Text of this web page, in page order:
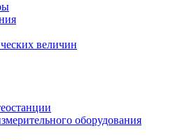
величин
оборудования